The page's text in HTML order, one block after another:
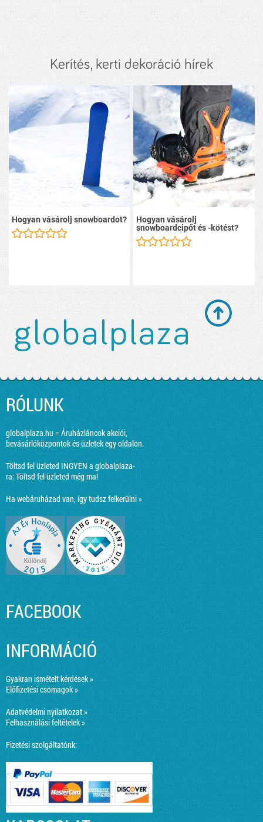
Kerítés, kerti dekoráció hírek
Hogyan vásárolj snowboardot? Hogyan vásárolj
snowboardcipőt és -kötést?
RÓLUNK
globalplaza.hu = Áruházláncok akciói,
bevásárlóközpontok és üzletek egy oldalon.
Töltsd fel üzleted INGYEN a globalplaza-
ra:Töltsd fel üzleted még ma!
Ha webáruházad van, így tudsz felkerülni »
FACEBOOK
INFORMÁCIÓ
Gyakran ismételt kérdések »
Előfizetési csomagok »
Adatvédelmi nyilatkozat »
Felhasználási feltételek »
Fizetési szolgáltatónk: